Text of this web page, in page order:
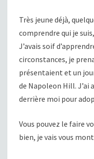
Très jeune déjà,
comprendre qui je
J’avais soif
circonstances, je
présentaient et un
de Napoleon Hill. J’ai
derrière moi pour
Vous pouvez le faire
bien, je vais vous